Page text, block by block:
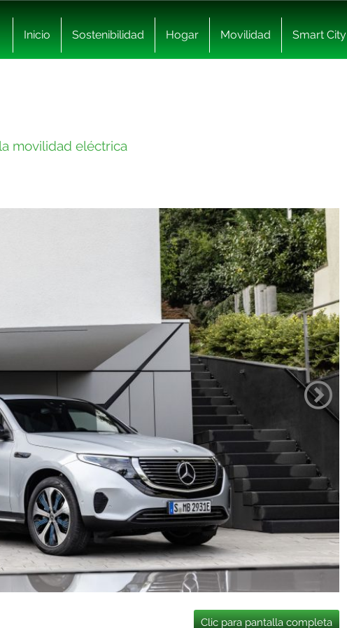
Inicio Sostenibilidad Hogar Movilidad Smart City
movilidad eléctrica
Clic para pantalla completa